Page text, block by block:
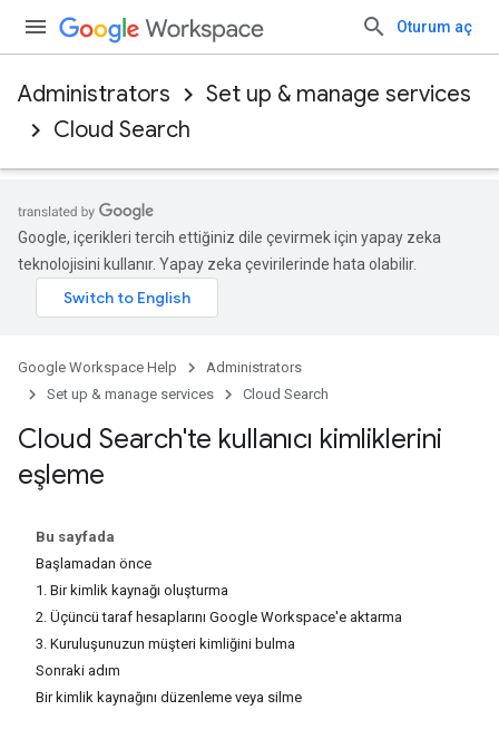
Oturum aç
Administrators
Set up & manage services
Cloud Search
Google, içerikleri tercih ettiğiniz dile çevirmek için yapay zeka
teknolojisini kullanır. Yapay zeka çevirilerinde hata olabilir.
Google Workspace Help
Administrators
Set up & manage services
Cloud Search
Cloud Search'te kullanıcı kimliklerini
eşleme
Bu sayfada
Başlamadan önce
1. Bir kimlik kaynağı oluşturma
2. Üçüncü taraf hesaplarını Google Workspace'e aktarma
3. Kuruluşunuzun müşteri kimliğini bulma
Sonraki adım
Bir kimlik kaynağını düzenleme veya silme